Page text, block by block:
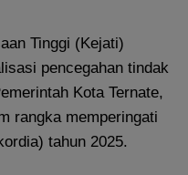
Tinggi (Kejati)
pencegahan tindak
Kota Ternate,
rangka memperingati
tahun 2025.